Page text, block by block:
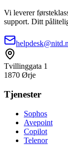
Vi leverer
support. Ditt
Tvillinggata 1
1870 Ørje
Tjenester
Sophos
Avepoint
Copilot
Telenor